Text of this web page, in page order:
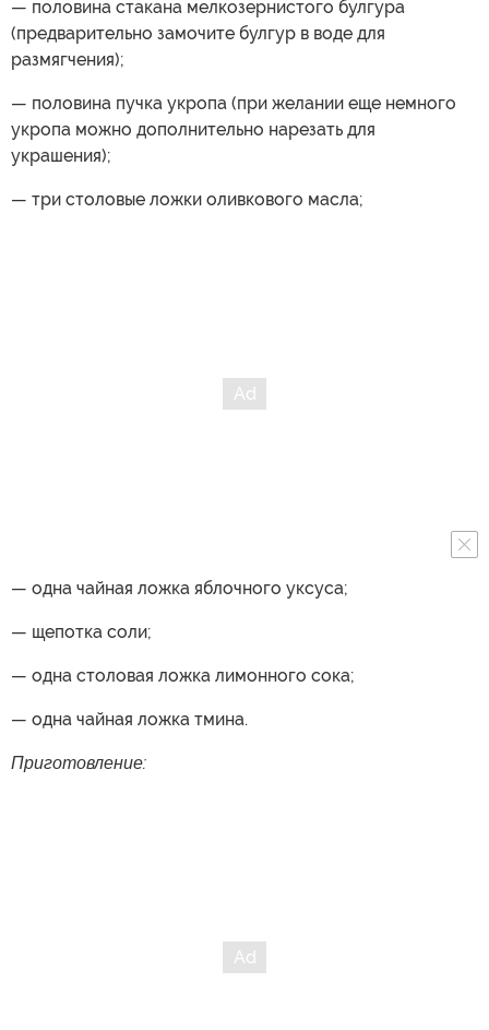
— половина стакана мелкозернистого булгура
(предварительно замочите булгур в воде для
размягчения);
— половина пучка укропа (при желании еще немного
укропа можно дополнительно нарезать для
украшения);
— три столовые ложки оливкового масла;
— одна чайная ложка яблочного уксуса;
— щепотка соли;
— одна столовая ложка лимонного сока;
— одна чайная ложка тмина.
Приготовление: